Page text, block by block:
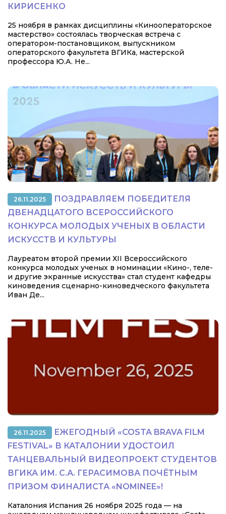
КИРИСЕНКО
25 ноября в рамках дисциплины «Кинооператорское
мастерство» состоялась творческая встреча с
оператором-постановщиком, выпускником
операторского факультета ВГИКа, мастерской
профессора Ю.А. Не...
26.11.2025
ПОЗДРАВЛЯЕМ ПОБЕДИТЕЛЯ
ДВЕНАДЦАТОГО ВСЕРОССИЙСКОГО
КОНКУРСА МОЛОДЫХ УЧЕНЫХ В ОБЛАСТИ
ИСКУССТВ И КУЛЬТУРЫ
Лауреатом второй премии ХII Всероссийского
конкурса молодых ученых в номинации «Кино-, теле-
и другие экранные искусства» стал студент кафедры
киноведения сценарно-киноведческого факультета
Иван Де...
26.11.2025
ЕЖЕГОДНЫЙ «COSTA BRAVA FILM
FESTIVAL» В КАТАЛОНИИ УДОСТОИЛ
ТАНЦЕВАЛЬНЫЙ ВИДЕОПРОЕКТ СТУДЕНТОВ
ВГИКА ИМ. С.А. ГЕРАСИМОВА ПОЧЁТНЫМ
ПРИЗОМ ФИНАЛИСТА «NOMINEE»!
Каталония Испания 26 ноября 2025 года — на